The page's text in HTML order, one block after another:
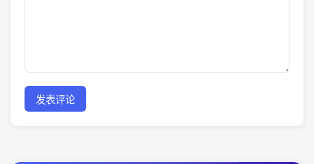
发表评论